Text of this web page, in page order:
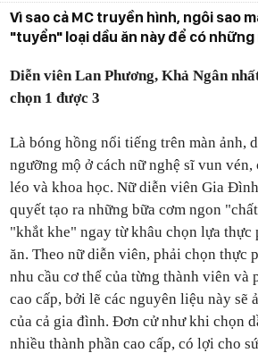
Vì sao cả MC truyền hình, ngôi sao
"tuyển" loại dầu ăn này để có
Diễn viên Lan Phương, Khả Ngân
chọn 1 được 3
Là bóng hồng nổi tiếng trên màn ảnh,
ngưỡng mộ ở cách nữ nghệ sĩ vun
léo và khoa học. Nữ diễn viên Gia
quyết tạo ra những bữa cơm ngon
"khắt khe" ngay từ khâu chọn lựa
ăn. Theo nữ diễn viên, phải chọn thực
nhu cầu cơ thể của từng thành viên
cao cấp, bởi lẽ các nguyên liệu này sẽ
của cả gia đình. Đơn cử như khi chọn
nhiều thành phần cao cấp, có lợi cho